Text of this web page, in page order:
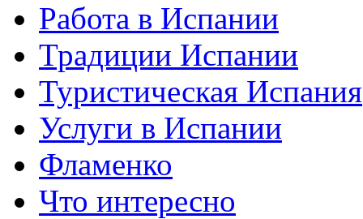
Работа в Испании
Традиции Испании
Туристическая Испания
Услуги в Испании
Фламенко
Что интересно